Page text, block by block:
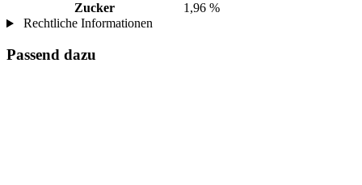
Zucker
1,96 %
Rechtliche Informationen
Passend dazu